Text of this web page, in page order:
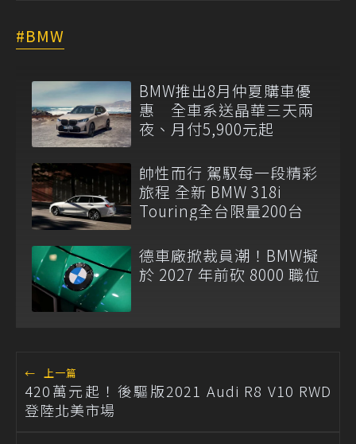
BMW
BMW推出8月仲夏購車優
惠 全車系送晶華三天兩
夜、月付5,900元起
帥性而行 駕馭每一段精彩
旅程 全新 BMW 318i
Touring全台限量200台
德車廠掀裁員潮！BMW擬
於 2027 年前砍 8000 職位
← 上一篇
420萬元起！後驅版2021 Audi R8 V10 RWD
登陸北美市場